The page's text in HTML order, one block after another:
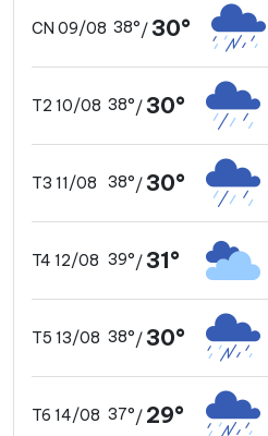
CN 09/08 38°/30°
T2 10/08 38°/30°
T3 11/08 38°/30°
T4 12/08 39°/31°
T5 13/08 38°/30°
T6 14/08 37°/ 29°